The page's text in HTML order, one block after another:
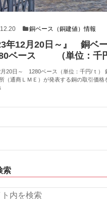
銅ベース（銅建値）情報
年12月20日～』 銅ベ
ベース （単位：千円
20日～ 1280ベース（単位：千円/ｔ）
（通商ＬＭＥ）が発表する銅の取引価格
索